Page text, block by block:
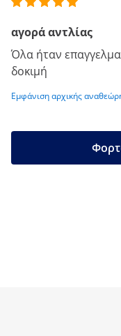
αγορά αντλίας
Όλα ήταν
δοκιμή
Εμφάνιση αρχικής